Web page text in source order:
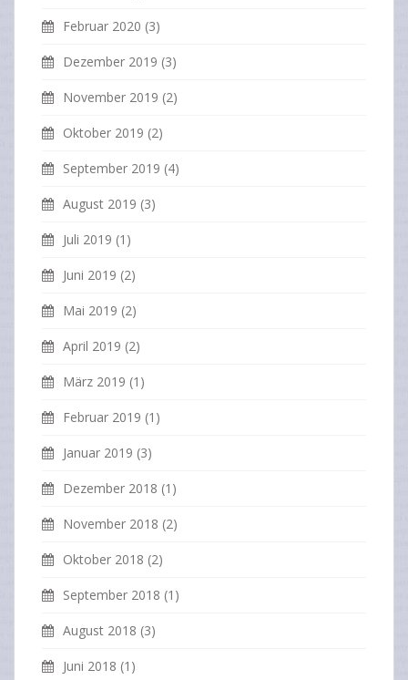
Februar 2020 (3)
Dezember 2019 (3)
November 2019 (2)
Oktober 2019 (2)
September 2019 (4)
August 2019 (3)
Juli 2019 (1)
Juni 2019 (2)
Mai 2019 (2)
April 2019 (2)
März 2019 (1)
Februar 2019 (1)
Januar 2019 (3)
Dezember 2018 (1)
November 2018 (2)
Oktober 2018 (2)
September 2018 (1)
August 2018 (3)
Juni 2018 (1)